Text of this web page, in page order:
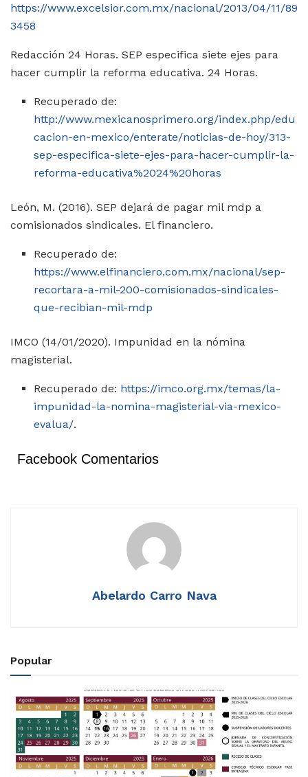
https://www.excelsior.com.mx/nacional/2013/04/11/89
3458
Redacción 24 Horas. SEP especifica siete ejes para
hacer cumplir la reforma educativa. 24 Horas.
Recuperado de:
http://www.mexicanosprimero.org/index.php/edu
cacion-en-mexico/enterate/noticias-de-hoy/313-
sep-especifica-siete-ejes-para-hacer-cumplir-la-
reforma-educativa%2024%20horas
León, M. (2016). SEP dejará de pagar mil mdp a
comisionados sindicales. El financiero.
Recuperado de:
https://www.elfinanciero.com.mx/nacional/sep-
recortara-a-mil-200-comisionados-sindicales-
que-recibian-mil-mdp
IMCO (14/01/2020). Impunidad en la nómina
magisterial.
Recuperado de: https://imco.org.mx/temas/la-
impunidad-la-nomina-magisterial-via-mexico-
evalua/.
Facebook Comentarios
Abelardo Carro Nava
Popular